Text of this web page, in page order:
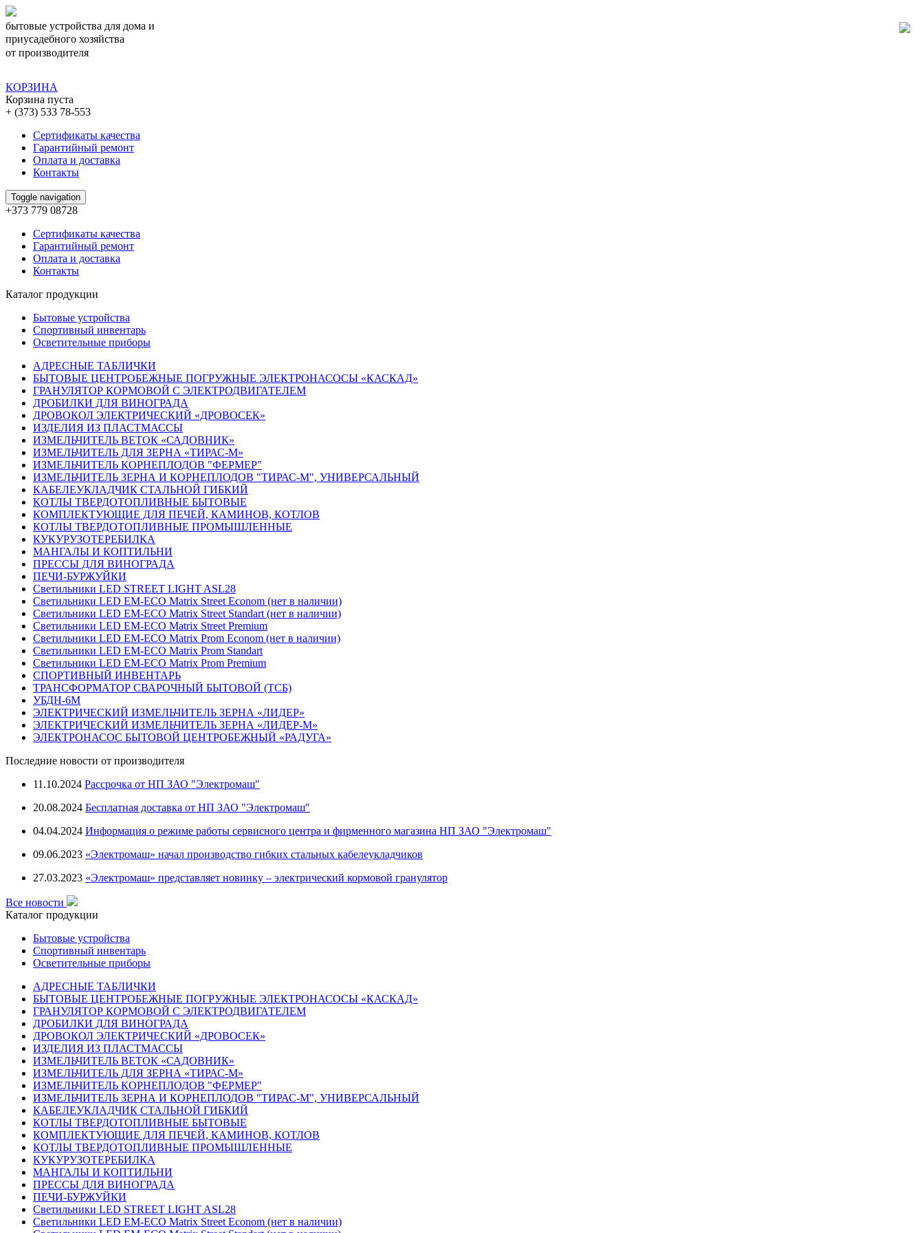
бытовые устройства для дома и
приусадебного хозяйства
от производителя
КОРЗИНА
Корзина пуста
+ (373) 533 78-553
Сертификаты качества
Гарантийный ремонт
Оплата и доставка
Контакты
Toggle navigation
+373 779 08728
Сертификаты качества
Гарантийный ремонт
Оплата и доставка
Контакты
Каталог продукции
Бытовые устройства
Спортивный инвентарь
Осветительные приборы
АДРЕСНЫЕ ТАБЛИЧКИ
БЫТОВЫЕ ЦЕНТРОБЕЖНЫЕ ПОГРУЖНЫЕ ЭЛЕКТРОНАСОСЫ «КАСКАД»
ГРАНУЛЯТОР КОРМОВОЙ С ЭЛЕКТРОДВИГАТЕЛЕМ
ДРОБИЛКИ ДЛЯ ВИНОГРАДА
ДРОВОКОЛ ЭЛЕКТРИЧЕСКИЙ «ДРОВОСЕК»
ИЗДЕЛИЯ ИЗ ПЛАСТМАССЫ
ИЗМЕЛЬЧИТЕЛЬ ВЕТОК «САДОВНИК»
ИЗМЕЛЬЧИТЕЛЬ ДЛЯ ЗЕРНА «ТИРАС-М»
ИЗМЕЛЬЧИТЕЛЬ КОРНЕПЛОДОВ "ФЕРМЕР"
ИЗМЕЛЬЧИТЕЛЬ ЗЕРНА И КОРНЕПЛОДОВ "ТИРАС-М", УНИВЕРСАЛЬНЫЙ
КАБЕЛЕУКЛАДЧИК СТАЛЬНОЙ ГИБКИЙ
КОТЛЫ ТВЕРДОТОПЛИВНЫЕ БЫТОВЫЕ
КОМПЛЕКТУЮЩИЕ ДЛЯ ПЕЧЕЙ, КАМИНОВ, КОТЛОВ
КОТЛЫ ТВЕРДОТОПЛИВНЫЕ ПРОМЫШЛЕННЫЕ
КУКУРУЗОТЕРЕБИЛКА
МАНГАЛЫ И КОПТИЛЬНИ
ПРЕССЫ ДЛЯ ВИНОГРАДА
ПЕЧИ-БУРЖУЙКИ
Светильники LED STREET LIGHT ASL28
Светильники LED EM-ECO Matrix Street Econom (нет в наличии)
Светильники LED EM-ECO Matrix Street Standart (нет в наличии)
Светильники LED EM-ECO Matrix Street Premium
Светильники LED EM-ECO Matrix Prom Econom (нет в наличии)
Светильники LED EM-ECO Matrix Prom Standart
Светильники LED EM-ECO Matrix Prom Premium
СПОРТИВНЫЙ ИНВЕНТАРЬ
ТРАНСФОРМАТОР СВАРОЧНЫЙ БЫТОВОЙ (ТСБ)
УБДН-6М
ЭЛЕКТРИЧЕСКИЙ ИЗМЕЛЬЧИТЕЛЬ ЗЕРНА «ЛИДЕР»
ЭЛЕКТРИЧЕСКИЙ ИЗМЕЛЬЧИТЕЛЬ ЗЕРНА «ЛИДЕР-М»
ЭЛЕКТРОНАСОС БЫТОВОЙ ЦЕНТРОБЕЖНЫЙ «РАДУГА»
Последние новости от производителя
11.10.2024 Рассрочка от НП ЗАО "Электромаш"
20.08.2024 Бесплатная доставка от НП ЗАО "Электромаш"
04.04.2024 Информация о режиме работы сервисного центра и фирменного магазина НП ЗАО "Электромаш"
09.06.2023 «Электромаш» начал производство гибких стальных кабелеукладчиков
27.03.2023 «Электромаш» представляет новинку – электрический кормовой гранулятор
Все новости
Каталог продукции
Бытовые устройства
Спортивный инвентарь
Осветительные приборы
АДРЕСНЫЕ ТАБЛИЧКИ
БЫТОВЫЕ ЦЕНТРОБЕЖНЫЕ ПОГРУЖНЫЕ ЭЛЕКТРОНАСОСЫ «КАСКАД»
ГРАНУЛЯТОР КОРМОВОЙ С ЭЛЕКТРОДВИГАТЕЛЕМ
ДРОБИЛКИ ДЛЯ ВИНОГРАДА
ДРОВОКОЛ ЭЛЕКТРИЧЕСКИЙ «ДРОВОСЕК»
ИЗДЕЛИЯ ИЗ ПЛАСТМАССЫ
ИЗМЕЛЬЧИТЕЛЬ ВЕТОК «САДОВНИК»
ИЗМЕЛЬЧИТЕЛЬ ДЛЯ ЗЕРНА «ТИРАС-М»
ИЗМЕЛЬЧИТЕЛЬ КОРНЕПЛОДОВ "ФЕРМЕР"
ИЗМЕЛЬЧИТЕЛЬ ЗЕРНА И КОРНЕПЛОДОВ "ТИРАС-М", УНИВЕРСАЛЬНЫЙ
КАБЕЛЕУКЛАДЧИК СТАЛЬНОЙ ГИБКИЙ
КОТЛЫ ТВЕРДОТОПЛИВНЫЕ БЫТОВЫЕ
КОМПЛЕКТУЮЩИЕ ДЛЯ ПЕЧЕЙ, КАМИНОВ, КОТЛОВ
КОТЛЫ ТВЕРДОТОПЛИВНЫЕ ПРОМЫШЛЕННЫЕ
КУКУРУЗОТЕРЕБИЛКА
МАНГАЛЫ И КОПТИЛЬНИ
ПРЕССЫ ДЛЯ ВИНОГРАДА
ПЕЧИ-БУРЖУЙКИ
Светильники LED STREET LIGHT ASL28
Светильники LED EM-ECO Matrix Street Econom (нет в наличии)